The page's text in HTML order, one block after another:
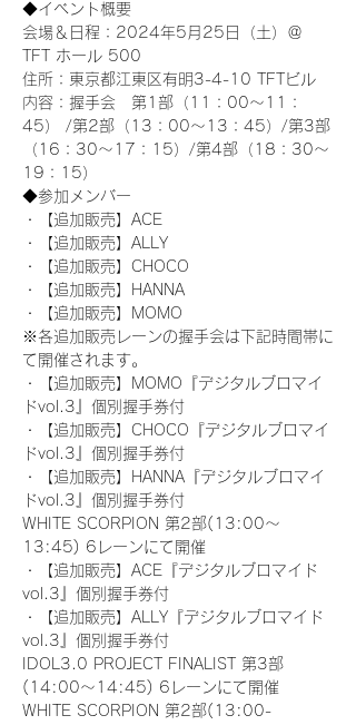
◆イベント概要
会場＆日程：2024年5月25日（土）＠
TFT ホール 500
住所：東京都江東区有明3-4-10 TFTビル
内容：握手会　第1部（11：00～11：
45） /第2部（13：00～13：45）/第3部
（16：30～17：15）/第4部（18：30～
19：15）
◆参加メンバー
・【追加販売】ACE
・【追加販売】ALLY
・【追加販売】CHOCO
・【追加販売】HANNA
・【追加販売】MOMO
※各追加販売レーンの握手会は下記時間帯に
て開催されます。
・【追加販売】MOMO『デジタルブロマイ
ドvol.3』個別握手券付
・【追加販売】CHOCO『デジタルブロマイ
ドvol.3』個別握手券付
・【追加販売】HANNA『デジタルブロマイ
ドvol.3』個別握手券付
WHITE SCORPION 第2部(13:00～
13:45) 6レーンにて開催
・【追加販売】ACE『デジタルブロマイド
vol.3』個別握手券付
・【追加販売】ALLY『デジタルブロマイド
vol.3』個別握手券付
IDOL3.0 PROJECT FINALIST 第3部
(14:00～14:45) 6レーンにて開催
WHITE SCORPION 第2部(13:00-